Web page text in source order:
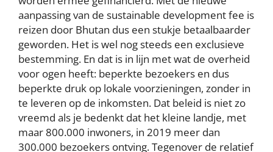
aanpassing van de sustainable development fee is
reizen door Bhutan dus een stukje betaalbaarder
geworden. Het is wel nog steeds een exclusieve
bestemming. En dat is in lijn met wat de overheid
voor ogen heeft: beperkte bezoekers en dus
beperkte druk op lokale voorzieningen, zonder in
te leveren op de inkomsten. Dat beleid is niet zo
vreemd als je bedenkt dat het kleine landje, met
maar 800.000 inwoners, in 2019 meer dan
300.000 bezoekers ontving. Tegenover de relatief